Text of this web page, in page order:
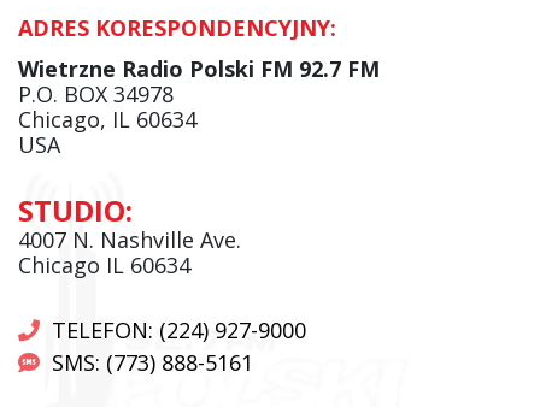
ADRES KORESPONDENCYJNY:
Wietrzne Radio Polski FM 92.7 FM
P.O. BOX 34978
Chicago, IL 60634
USA
STUDIO:
4007 N. Nashville Ave.
Chicago IL 60634
TELEFON: (224) 927-9000
SMS: (773) 888-5161